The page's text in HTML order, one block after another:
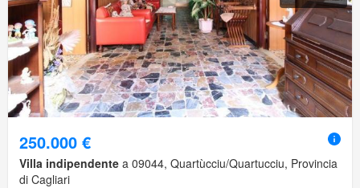
250.000 €
Villa indipendente a 09044, Quartùcciu/Quartucciu, Provincia
di Cagliari